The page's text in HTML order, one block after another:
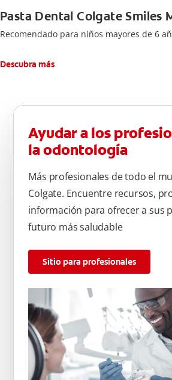
Pasta Dental Colgate Smiles
Recomendado para niños mayores de 6
Descubra más
Ayudar a los
la odontología
Más profesionales de todo el
Colgate. Encuentre recursos,
información para ofrecer a sus
futuro más saludable
Sitio para profesionales